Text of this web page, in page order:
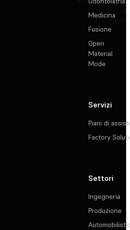
Medicina
Fusione
Open
Material
Mode
Servizi
Piani di
Factory
Settori
Ingegneria
Produzione